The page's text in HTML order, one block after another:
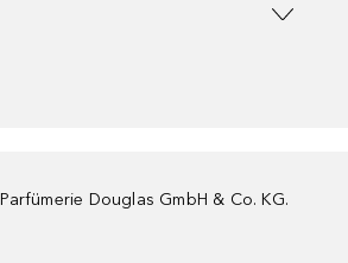
Parfümerie Douglas GmbH & Co. KG.